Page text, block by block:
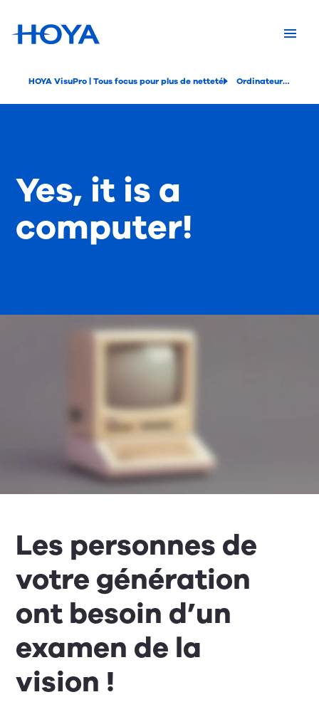
HOYA VisuPro | Tous focus pour plus de netteté Ordinateur | HOYA VisuPro
Yes, it is a
computer!
Les personnes de
votre génération
ont besoin d’un
examen de la
vision !